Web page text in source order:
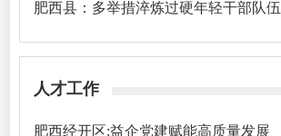
肥西县：多举措淬炼过硬年轻干部队伍
人才工作
肥西经开区:益企党建赋能高质量发展